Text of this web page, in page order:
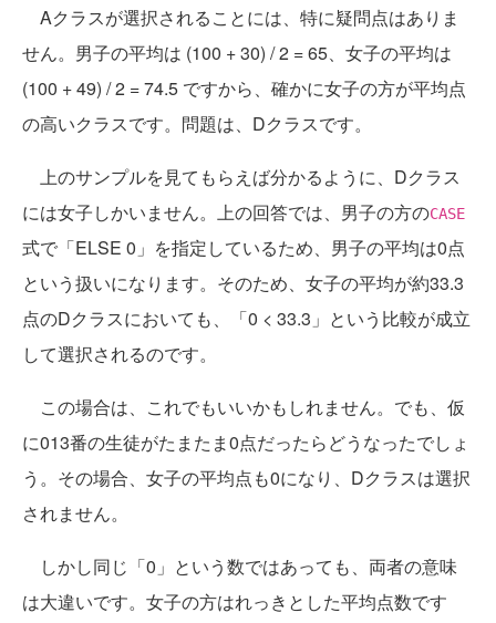
Aクラスが選択されることには、特に疑問点はありま
せん。男子の平均は (100 + 30) / 2 = 65、女子の平均は
(100 + 49) / 2 = 74.5 ですから、確かに女子の方が平均点
の高いクラスです。問題は、Dクラスです。
上のサンプルを見てもらえば分かるように、Dクラス
には女子しかいません。上の回答では、男子の方のCASE
式で「ELSE 0」を指定しているため、男子の平均は0点
という扱いになります。そのため、女子の平均が約33.3
点のDクラスにおいても、「0 < 33.3」という比較が成立
して選択されるのです。
この場合は、これでもいいかもしれません。でも、仮
に013番の生徒がたまたま0点だったらどうなったでしょ
う。その場合、女子の平均点も0になり、Dクラスは選択
されません。
しかし同じ「0」という数ではあっても、両者の意味
は大違いです。女子の方はれっきとした平均点数です